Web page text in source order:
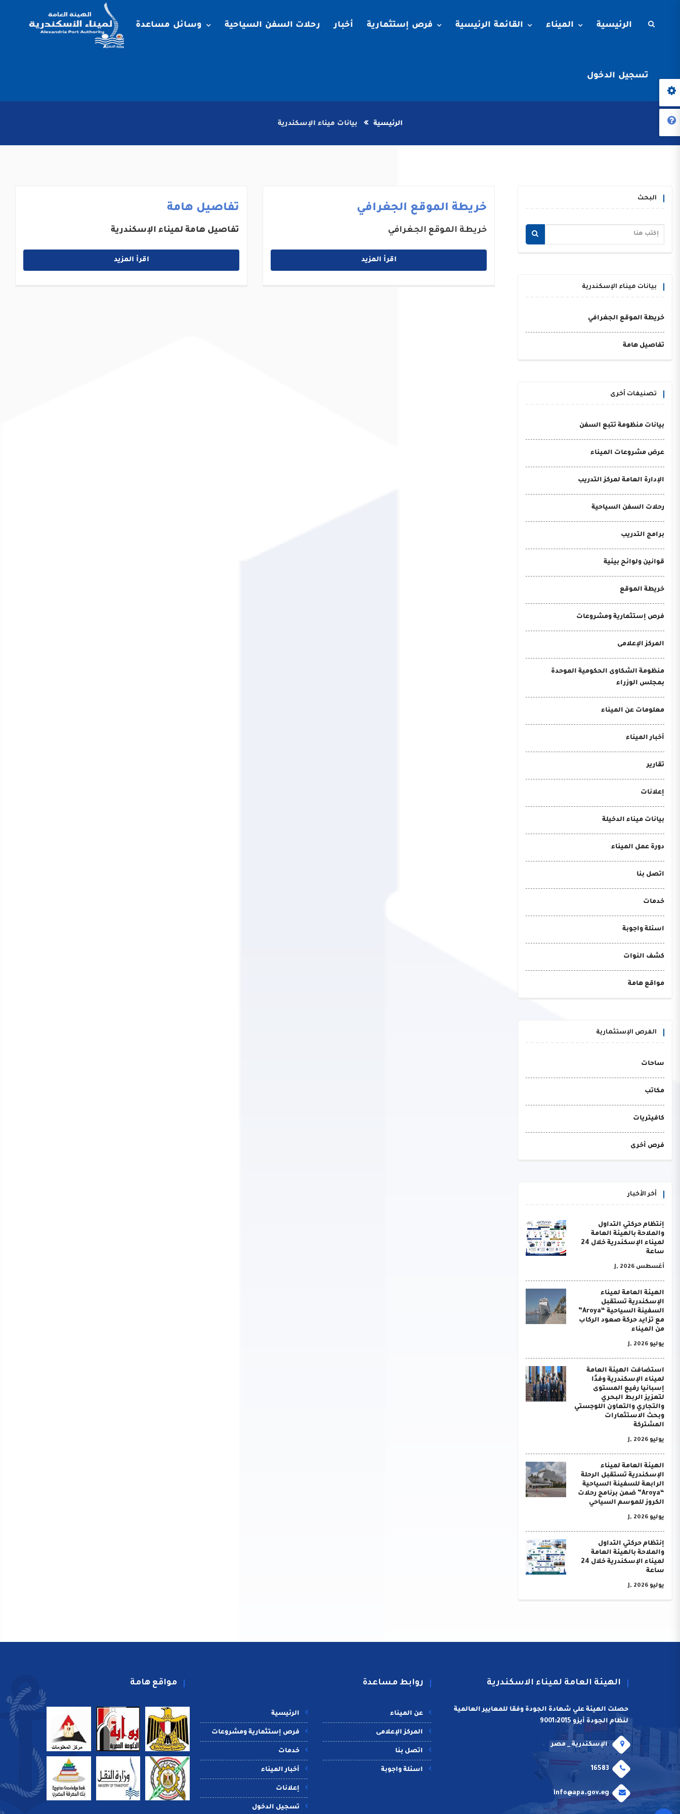
الرئيسية الميناء القائمة الرئيسية فرص إستثمارية أخبار رحلات السفن السياحية وسائل مساعدة
تسجيل الدخول
الرئيسية بيانات ميناء الإسكندرية
البحث
بيانات ميناء الإسكندرية
خريطة الموقع الجغرافي
تفاصيل هامة
تصنيفات أخرى
بيانات منظومة تتبع السفن
عرض مشروعات الميناء
الإدارة العامة لمركز التدريب
رحلات السفن السياحية
برامج التدريب
قوانين ولوائح بيئية
خريطة الموقع
فرص إستثمارية ومشروعات
المركز الإعلامى
منظومة الشكاوى الحكومية الموحدة
بمجلس الوزراء
معلومات عن الميناء
أخبار الميناء
تقارير
إعلانات
بيانات ميناء الدخيلة
دورة عمل الميناء
اتصل بنا
خدمات
اسئلة واجوبة
كشف النوات
مواقع هامة
الفرص الإستثمارية
ساحات
مكاتب
كافيتريات
فرص أخرى
أخر الأخبار
إنتظام حركتي التداول
والملاحة بالهيئة العامة
لميناء الإسكندرية خلال 24
ساعة
أغسطس J, 2026
الهيئة العامة لميناء
الإسكندرية تستقبل
السفينة السياحية “Aroya”
مع تزايد حركة صعود الركاب
من الميناء
يوليو J, 2026
استضافت الهيئة العامة
لميناء الإسكندرية وفدًا
إسبانيا رفيع المستوى
لتعزيز الربط البحري
والتجاري والتعاون اللوجستي
وبحث الاستثمارات
المشتركة
يوليو J, 2026
الهيئة العامة لميناء
الإسكندرية تستقبل الرحلة
الرابعة للسفينة السياحية
“Aroya” ضمن برنامج رحلات
الكروز للموسم السياحي
يوليو J, 2026
إنتظام حركتي التداول
والملاحة بالهيئة العامة
لميناء الإسكندرية خلال 24
ساعة
يوليو J, 2026
خريطة الموقع الجغرافي
خريطة الموقع الجغرافي
اقرأ المزيد
تفاصيل هامة
تفاصيل هامة لميناء الإسكندرية
اقرأ المزيد
الهيئة العامة لميناء الاسكندرية
حصلت الهيئة علي شهادة الجودة وفقا للمعايير العالمية
لنظام الجودة أيزو 9001:2015
الإسكندرية _ مصر
16583
info@apa.gov.eg
روابط مساعدة
الرئيسية
فرص إستثمارية ومشروعات
خدمات
أخبار الميناء
إعلانات
تسجيل الدخول
عن الميناء
المركز الإعلامى
اتصل بنا
اسئلة واجوبة
مواقع هامة